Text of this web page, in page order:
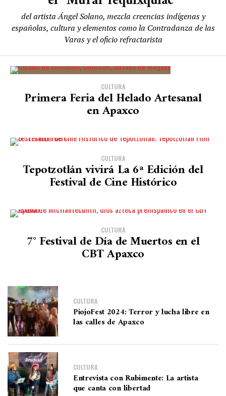
del artista Ángel Solano, mezcla creencias indígenas y
españolas, cultura y elementos como la Contradanza de las
Varas y el oficio refractarista
CULTURA
Primera Feria del Helado Artesanal
en Apaxco
CULTURA
Tepotzotlán vivirá La 6ª Edición del
Festival de Cine Histórico
CULTURA
7° Festival de Día de Muertos en el
CBT Apaxco
CULTURA
PiojoFest 2024: Terror y lucha libre en
las calles de Apaxco
CULTURA
Entrevista con Rubimente: La artista
que canta con libertad